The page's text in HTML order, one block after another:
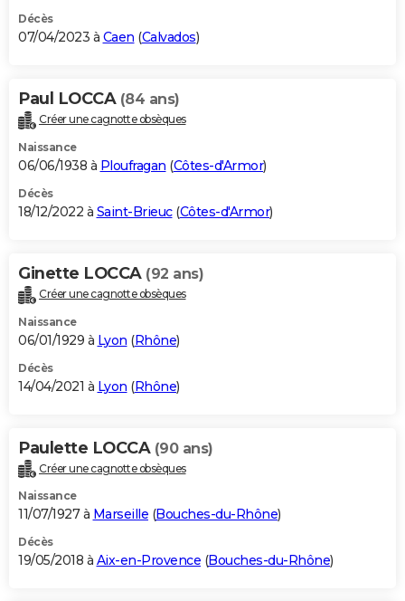
S'inscrire
Se connecter
Lycées
Collèges
Primaires
Universités
Entreprises
Service militaire
Avis de recherche
AVIS DE DÉCÈS
Bricolage
Lifestyle
Culture
Sport
Auto
Television
Voyage
Cinema
Décès
07/04/2023 à Caen (Calvados)
Paul LOCCA (84 ans)
Créer une cagnotte obsèques
Naissance
06/06/1938 à Ploufragan (Côtes-d'Armor)
Décès
18/12/2022 à Saint-Brieuc(Côtes-d'Armor)
Ginette LOCCA (92 ans)
Créer une cagnotte obsèques
Naissance
06/01/1929 à Lyon (Rhône)
Décès
14/04/2021 à Lyon (Rhône)
Paulette LOCCA (90 ans)
Créer une cagnotte obsèques
Naissance
11/07/1927 à Marseille (Bouches-du-Rhône)
Décès
19/05/2018 à Aix-en-Provence (Bouches-du-Rhône)